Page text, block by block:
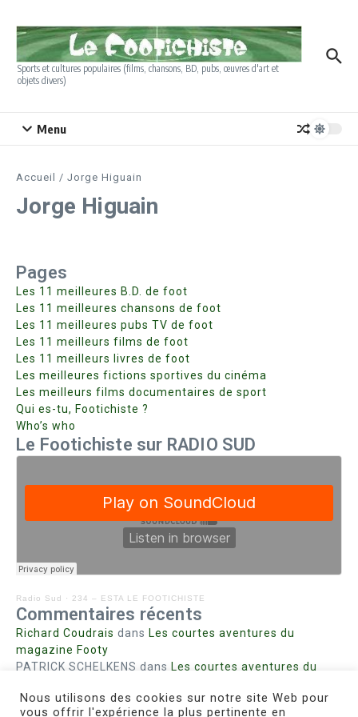
Sports et cultures populaires (films, chansons, BD, pubs, œuvres d'art et
objets divers)
Menu
Accueil / Jorge Higuain
Jorge Higuain
Pages
Les 11 meilleures B.D. de foot
Les 11 meilleures chansons de foot
Les 11 meilleures pubs TV de foot
Les 11 meilleurs films de foot
Les 11 meilleurs livres de foot
Les meilleures fictions sportives du cinéma
Les meilleurs films documentaires de sport
Qui es-tu, Footichiste ?
Who’s who
Le Footichiste sur RADIO SUD
Radio Sud · 234 – ESTA LE FOOTICHISTE
Commentaires récents
Richard Coudrais dans Les courtes aventures du
magazine Footy
PATRICK SCHELKENS dans Les courtes aventures du
Bohn fabiennedans Intrigues sanglantes à Mulhouse
Nous utilisons des cookies sur notre site Web pour
vous offrir l'expérience la plus pertinente en